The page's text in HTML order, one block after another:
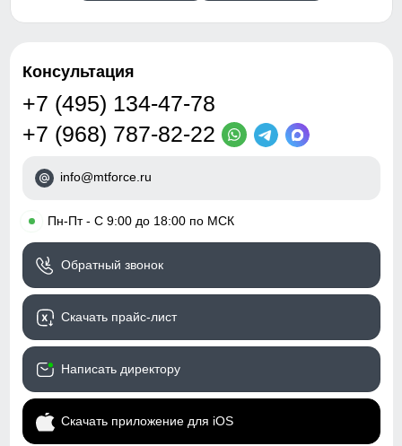
Консультация
+7 (495) 134-47-78
+7 (968) 787-82-22
info@mtforce.ru
• Пн-Пт - С 9:00 до 18:00 по МСК
Обратный звонок
Скачать прайс-лист
Написать директору
Скачать приложение для iOS